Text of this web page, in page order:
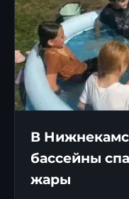
В
бассейны
жары